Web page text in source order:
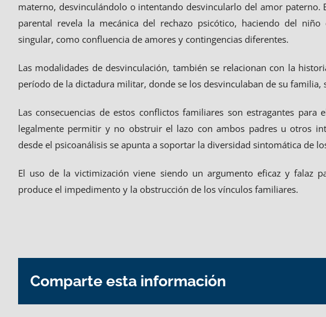
materno, desvinculándolo o intentando desvincularlo del amor paterno.
parental revela la mecánica del rechazo psicótico, haciendo del
singular, como confluencia de amores y contingencias diferentes.
Las modalidades de desvinculación, también se relacionan con la
período de la dictadura militar, donde se los desvinculaban de su familia,
Las consecuencias de estos conflictos familiares son estragantes
legalmente permitir y no obstruir el lazo con ambos padres u otros
desde el psicoanálisis se apunta a soportar la diversidad sintomática de
El uso de la victimización viene siendo un argumento eficaz y falaz
produce el impedimento y la obstrucción de los vínculos familiares.
Comparte esta información